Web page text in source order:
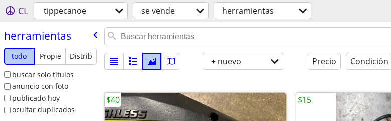
CL tippecanoe se vende herramientas
herramientas
todo Propie
Distrib
buscar solo títulos
anuncio con foto
publicado hoy
ocultar duplicados
+ nuevo Precio Condición
$40 $15